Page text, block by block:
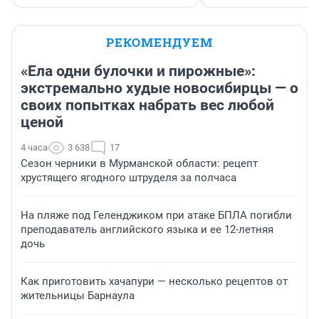
РЕКОМЕНДУЕМ
«Ела одни булочки и пирожные»:
экстремально худые новосибирцы — о
своих попытках набрать вес любой
ценой
4 часа 3 638 17
Сезон черники в Мурманской области: рецепт
хрустящего ягодного штруделя за полчаса
На пляже под Геленджиком при атаке БПЛА погибли
преподаватель английского языка и ее 12-летняя
дочь
Как приготовить хачапури — несколько рецептов от
жительницы Барнаула